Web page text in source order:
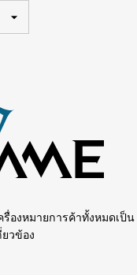
รื่องหมายการค้าทั้งหมดเป็น
วข้อง